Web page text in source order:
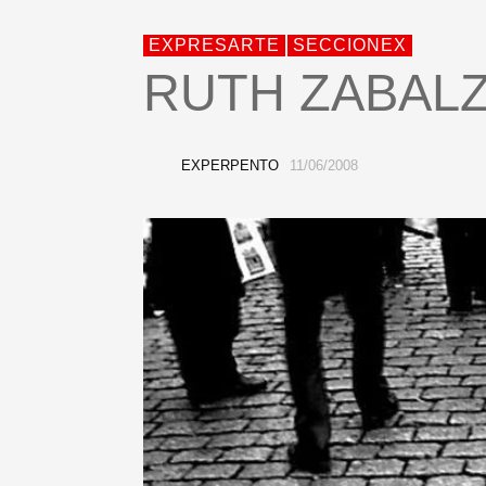
EXPRESARTE SECCIONEX
RUTH
EXPERPENTO 11/06/2008